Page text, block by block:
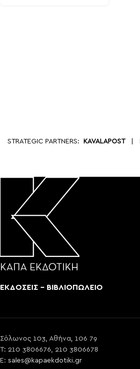
STRATEGIC PARTNERS: KAVALAPOST|
ΕΚΔΟΣΕΙΣ - ΒΙΒΛΙΟΠΩΛΕΙΟ
Σόλωνος 103, Αθήνα, 106 79
T: 210 3806676, 210 3806678
E: sales@kapaekdotiki.gr